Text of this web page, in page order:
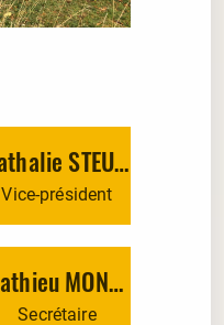
Nathalie STEULLET
Vice-président
Mathieu MONTAVON
Secrétaire